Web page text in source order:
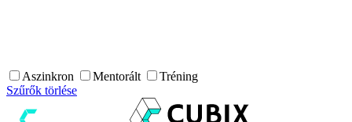
Aszinkron Mentorált
Tréning
Szűrők törlése